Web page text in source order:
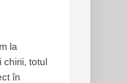
la
chirii, totul
în